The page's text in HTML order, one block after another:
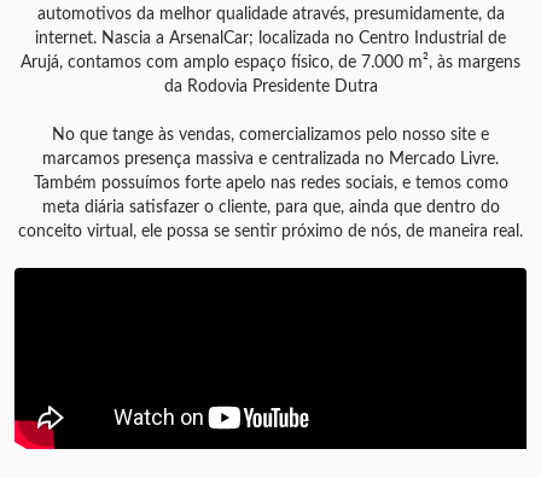
automotivos da melhor qualidade através, presumidamente, da
internet. Nascia a ArsenalCar; localizada no Centro Industrial de
Arujá, contamos com amplo espaço físico, de 7.000 m², às margens
da Rodovia Presidente Dutra
No que tange às vendas, comercializamos pelo nosso site e
marcamos presença massiva e centralizada no Mercado Livre.
Também possuímos forte apelo nas redes sociais, e temos como
meta diária satisfazer o cliente, para que, ainda que dentro do
conceito virtual, ele possa se sentir próximo de nós, de maneira real.